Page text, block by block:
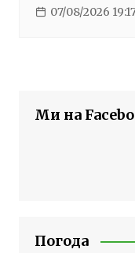
07/08/2026
Ми на
Погода